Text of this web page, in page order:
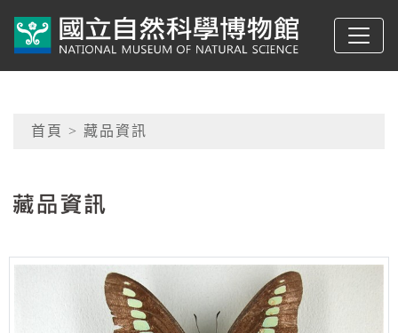
典藏網-國立自然科學
網頁導覽
首頁 > 藏品資訊